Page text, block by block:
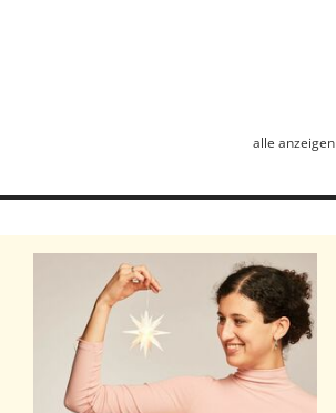
alle anzeigen